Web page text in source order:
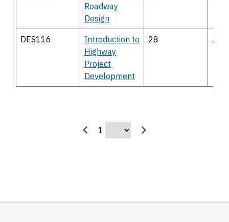
Roadway
Design
DES116
Introduction to
Highway
Project
Development
28
1